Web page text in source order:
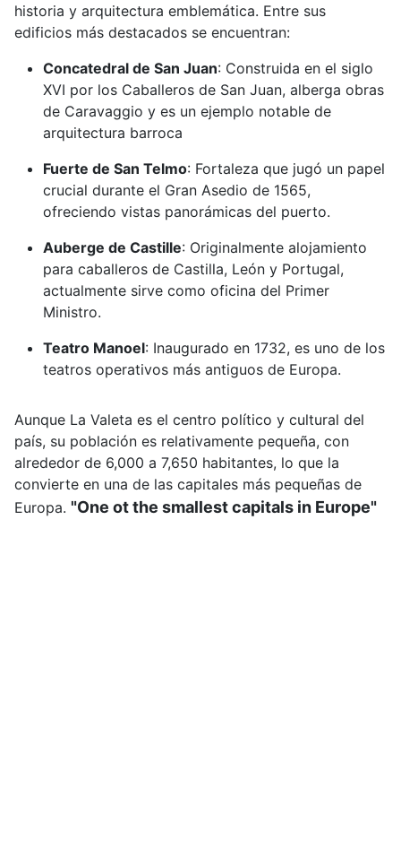
historia y arquitectura emblemática. Entre sus
edificios más destacados se encuentran:​
Concatedral de San Juan: Construida en el siglo
XVI por los Caballeros de San Juan, alberga obras
de Caravaggio y es un ejemplo notable de
arquitectura barroca
Fuerte de San Telmo: Fortaleza que jugó un papel
crucial durante el Gran Asedio de 1565,
ofreciendo vistas panorámicas del puerto.
Auberge de Castille: Originalmente alojamiento
para caballeros de Castilla, León y Portugal,
actualmente sirve como oficina del Primer
Ministro.
Teatro Manoel: Inaugurado en 1732, es uno de los
teatros operativos más antiguos de Europa.
Aunque La Valeta es el centro político y cultural del
país, su población es relativamente pequeña, con
alrededor de 6,000 a 7,650 habitantes, lo que la
convierte en una de las capitales más pequeñas de
Europa. "One ot the smallest capitals in Europe"